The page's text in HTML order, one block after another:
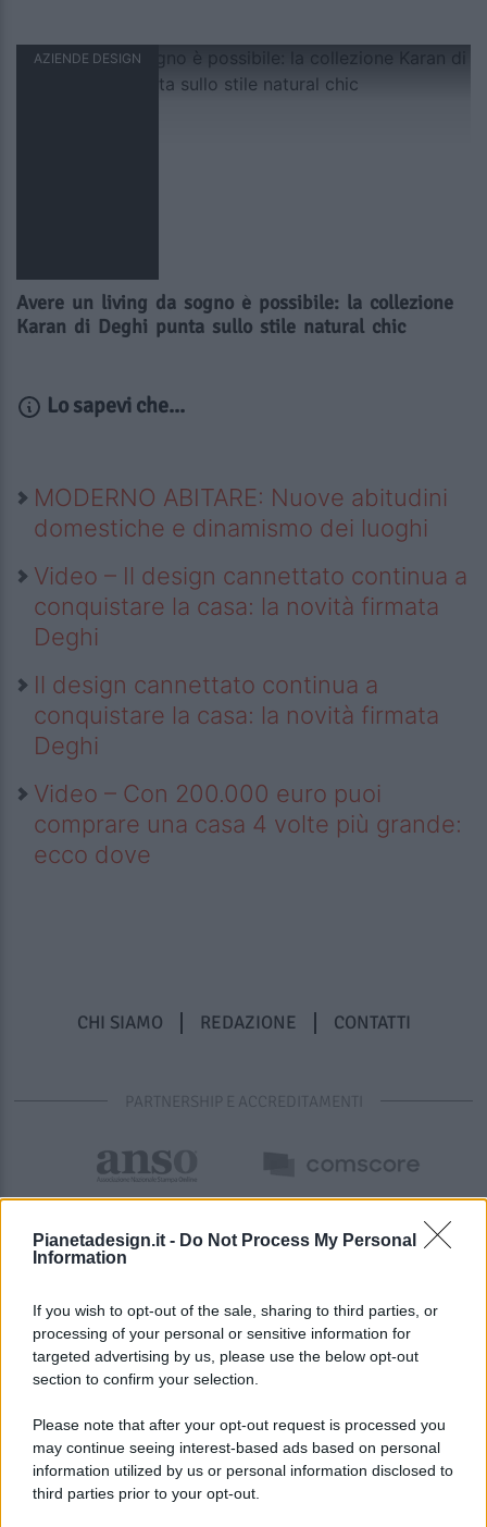
Pianetadesign.it - Do Not Process My Personal
Information
If you wish to opt-out of the sale, sharing to third parties, or
processing of your personal or sensitive information for
targeted advertising by us, please use the below opt-out
section to confirm your selection.
Please note that after your opt-out request is processed you
may continue seeing interest-based ads based on personal
information utilized by us or personal information disclosed to
third parties prior to your opt-out.
AZIENDE DESIGN
Avere un living da sogno è possibile: la collezione
Karan di Deghi punta sullo stile natural chic
Lo sapevi che...
MODERNO ABITARE: Nuove abitudini
domestiche e dinamismo dei luoghi
Video – Il design cannettato continua a
conquistare la casa: la novità firmata
Deghi
Il design cannettato continua a
conquistare la casa: la novità firmata
Deghi
Video – Con 200.000 euro puoi
comprare una casa 4 volte più grande:
ecco dove
CHI SIAMO REDAZIONE CONTATTI
PARTNERSHIP E ACCREDITAMENTI
© 2026 - Pianeta Design - P.IVA 04827280654 - Testata
1336/2020
ISCRIZIONE AL ROC N. 35792 – ISCRITTA ALL’ANSO
(ASSOCIAZIONE NAZIONALE STAMPA ONLINE)